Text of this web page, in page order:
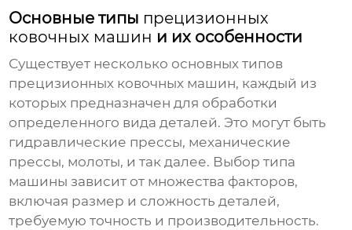
Основные типы прецизионных
ковочных машин и их особенности
Существует несколько основных типов
прецизионных ковочных машин, каждый из
которых предназначен для обработки
определенного вида деталей. Это могут быть
гидравлические прессы, механические
прессы, молоты, и так далее. Выбор типа
машины зависит от множества факторов,
включая размер и сложность деталей,
требуемую точность и производительность.